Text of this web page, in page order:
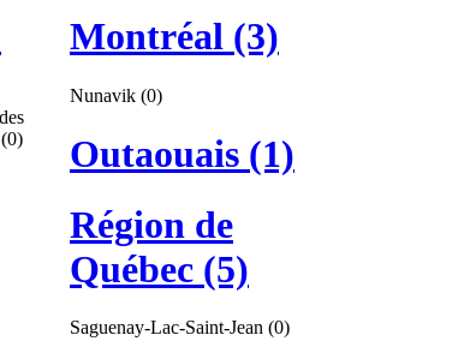
Montréal (3)
Nunavik (0)
Outaouais (1)
Région de
Québec (5)
Saguenay-Lac-Saint-Jean (0)